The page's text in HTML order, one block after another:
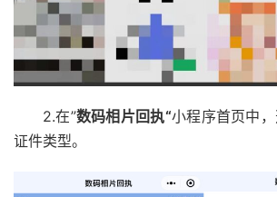
2.在”数码相片回执“小程序首页中
证件类型。